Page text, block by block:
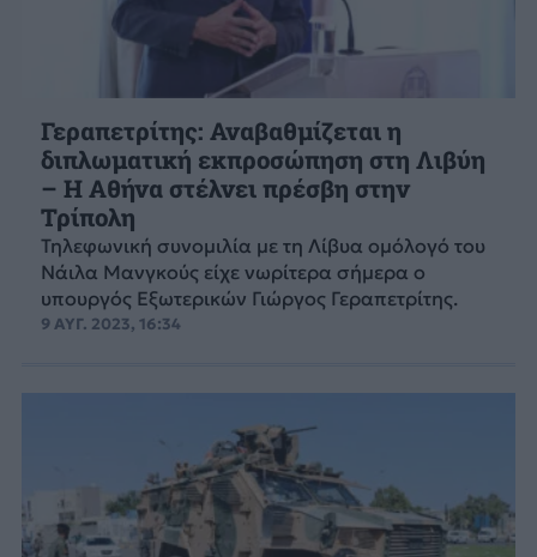
Γεραπετρίτης: Αναβαθμίζεται η
διπλωματική εκπροσώπηση στη Λιβύη
– Η Αθήνα στέλνει πρέσβη στην
Τρίπολη
Τηλεφωνική συνομιλία με τη Λίβυα ομόλογό του
Νάιλα Μανγκούς είχε νωρίτερα σήμερα ο
υπουργός Εξωτερικών Γιώργος Γεραπετρίτης.
9 ΑΥΓ. 2023, 16:34